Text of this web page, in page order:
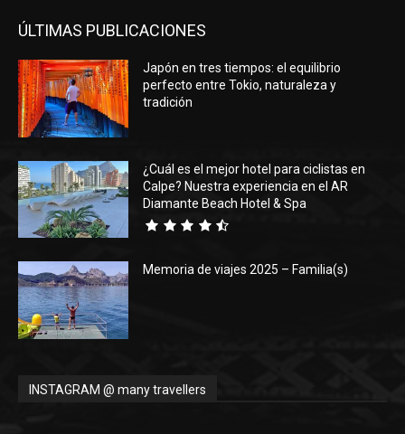
ÚLTIMAS PUBLICACIONES
Japón en tres tiempos: el equilibrio
perfecto entre Tokio, naturaleza y
tradición
¿Cuál es el mejor hotel para ciclistas en
Calpe? Nuestra experiencia en el AR
Diamante Beach Hotel & Spa
Memoria de viajes 2025 – Familia(s)
INSTAGRAM @ many travellers